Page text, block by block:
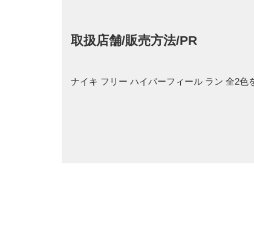
取扱店舗/販売方法/PR
ナイキ フリー ハイパーフィール ラン 全2色